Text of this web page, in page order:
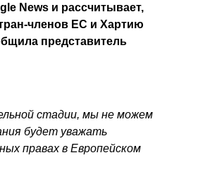
News и рассчитывает,
членов ЕС и Хартию
представитель
стадии, мы не можем
будет уважать
правах в Европейском